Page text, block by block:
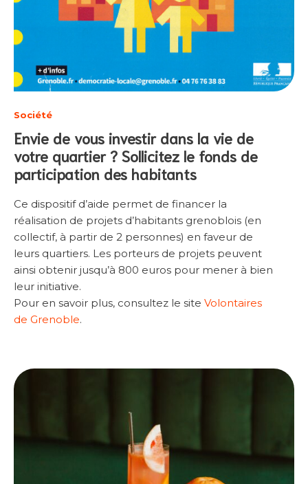
Société
Envie de vous investir dans la vie de
votre quartier ? Sollicitez le fonds de
participation des habitants
Ce dispositif d’aide permet de financer la
réalisation de projets d’habitants grenoblois (en
collectif, à partir de 2 personnes) en faveur de
leurs quartiers. Les porteurs de projets peuvent
ainsi obtenir jusqu’à 800 euros pour mener à bien
leur initiative.
Pour en savoir plus, consultez le site Volontaires
de Grenoble.